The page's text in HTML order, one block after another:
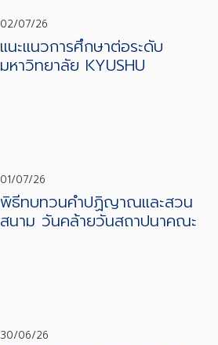
02/07/26
แนะแนวการศึกษาต่อระดับ
มหาวิทยาลัย KYUSHU
01/07/26
พิธีทบทวนคำปฏิญาณและสวน
สนาม วันคล้ายวันสถาปนาคณะ
30/06/26